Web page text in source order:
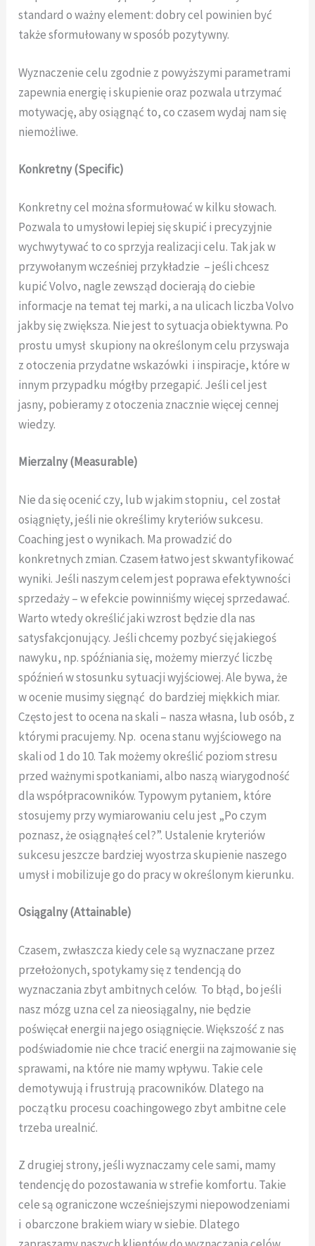
standard o ważny element: dobry cel powinien być
także sformułowany w sposób pozytywny.
Wyznaczenie celu zgodnie z powyższymi parametrami
zapewnia energię i skupienie oraz pozwala utrzymać
motywację, aby osiągnąć to, co czasem wydaj nam się
niemożliwe.
Konkretny (Specific)
Konkretny cel można sformułować w kilku słowach.
Pozwala to umysłowi lepiej się skupić i precyzyjnie
wychwytywać to co sprzyja realizacji celu. Tak jak w
przywołanym wcześniej przykładzie – jeśli chcesz
kupić Volvo, nagle zewsząd docierają do ciebie
informacje na temat tej marki, a na ulicach liczba Volvo
jakby się zwiększa. Nie jest to sytuacja obiektywna. Po
prostu umysł skupiony na określonym celu przyswaja
z otoczenia przydatne wskazówki i inspiracje, które w
innym przypadku mógłby przegapić. Jeśli cel jest
jasny, pobieramy z otoczenia znacznie więcej cennej
wiedzy.
Mierzalny (Measurable)
Nie da się ocenić czy, lub w jakim stopniu, cel został
osiągnięty, jeśli nie określimy kryteriów sukcesu.
Coaching jest o wynikach. Ma prowadzić do
konkretnych zmian. Czasem łatwo jest skwantyfikować
wyniki. Jeśli naszym celem jest poprawa efektywności
sprzedaży – w efekcie powinniśmy więcej sprzedawać.
Warto wtedy określić jaki wzrost będzie dla nas
satysfakcjonujący. Jeśli chcemy pozbyć się jakiegoś
nawyku, np. spóźniania się, możemy mierzyć liczbę
spóźnień w stosunku sytuacji wyjściowej. Ale bywa, że
w ocenie musimy sięgnąć do bardziej miękkich miar.
Często jest to ocena na skali – nasza własna, lub osób, z
którymi pracujemy. Np. ocena stanu wyjściowego na
skali od 1 do 10. Tak możemy określić poziom stresu
przed ważnymi spotkaniami, albo naszą wiarygodność
dla współpracowników. Typowym pytaniem, które
stosujemy przy wymiarowaniu celu jest „Po czym
poznasz, że osiągnąłeś cel?”. Ustalenie kryteriów
sukcesu jeszcze bardziej wyostrza skupienie naszego
umysł i mobilizuje go do pracy w określonym kierunku.
Osiągalny (Attainable)
Czasem, zwłaszcza kiedy cele są wyznaczane przez
przełożonych, spotykamy się z tendencją do
wyznaczania zbyt ambitnych celów. To błąd, bo jeśli
nasz mózg uzna cel za nieosiągalny, nie będzie
poświęcał energii na jego osiągnięcie. Większość z nas
podświadomie nie chce tracić energii na zajmowanie się
sprawami, na które nie mamy wpływu. Takie cele
demotywują i frustrują pracowników. Dlatego na
początku procesu coachingowego zbyt ambitne cele
trzeba urealnić.
Z drugiej strony, jeśli wyznaczamy cele sami, mamy
tendencję do pozostawania w strefie komfortu. Takie
cele są ograniczone wcześniejszymi niepowodzeniami
i obarczone brakiem wiary w siebie. Dlatego